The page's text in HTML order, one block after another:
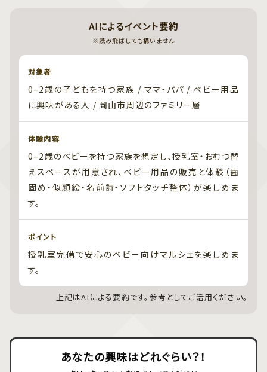
AIによるイベント要約
※読み飛ばしても構いません
対象者
0–2歳の子どもを持つ家族 / ママ・パパ / ベビー用品
に興味がある人 / 岡山市周辺のファミリー層
体験内容
0–2歳のベビーを持つ家族を想定し、授乳室・おむつ替
えスペースが用意され、ベビー用品の販売と体験（歯
固め・似顔絵・名前詩・ソフトタッチ整体）が楽しめま
す。
ポイント
授乳室完備で安心のベビー向けマルシェを楽しめま
す。
上記はAIによる要約です。参考としてご活用ください。
あなたの興味はどれぐらい？！